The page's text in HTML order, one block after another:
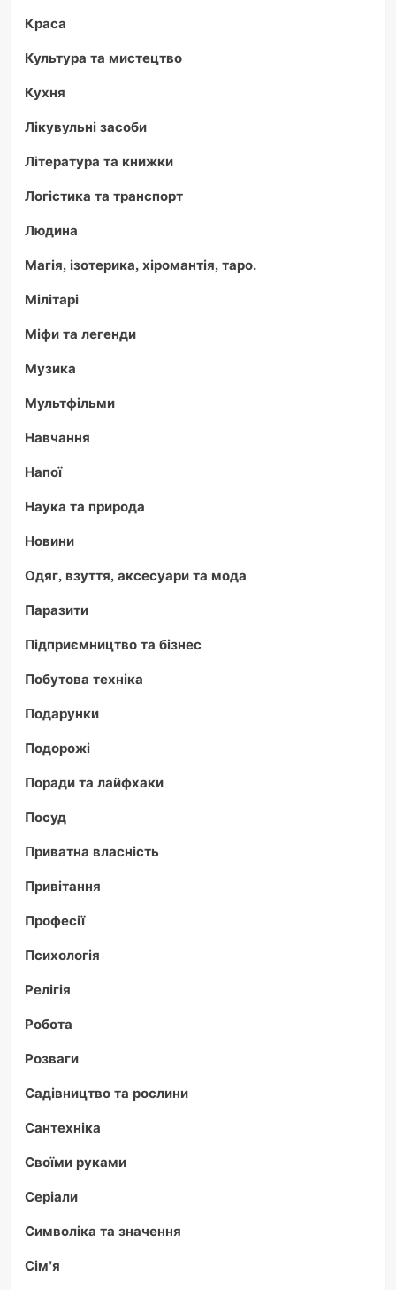
Краса
Культура та мистецтво
Кухня
Лікувульні засоби
Література та книжки
Логістика та транспорт
Людина
Магія, ізотерика, хіромантія, таро.
Мілітарі
Міфи та легенди
Музика
Мультфільми
Навчання
Напої
Наука та природа
Новини
Одяг, взуття, аксесуари та мода
Паразити
Підприємництво та бізнес
Побутова техніка
Подарунки
Подорожі
Поради та лайфхаки
Посуд
Приватна власність
Привітання
Професії
Психологія
Релігія
Робота
Розваги
Садівництво та рослини
Сантехніка
Своїми руками
Серіали
Символіка та значення
Сім'я